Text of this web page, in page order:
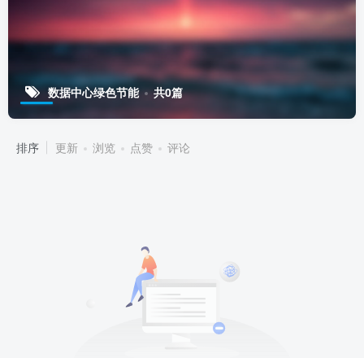
数据中心绿色节能 共0篇
排序 更新 浏览 点赞 评论